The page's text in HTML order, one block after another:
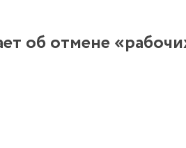
об отмене